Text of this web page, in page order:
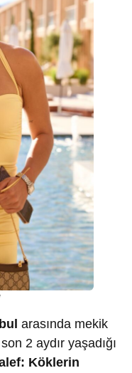
arasında mekik
2 aydır yaşadığı
Köklerin